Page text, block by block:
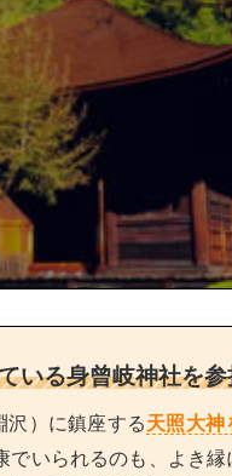
いる身曾岐神社を参
沢）に鎮座する天照大神